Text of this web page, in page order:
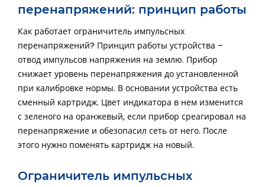
перенапряжений: принцип работы
Как работает ограничитель импульсных
перенапряжений? Принцип работы устройства –
отвод импульсов напряжения на землю. Прибор
снижает уровень перенапряжения до установленной
при калибровке нормы. В основании устройства есть
сменный картридж. Цвет индикатора в нем изменится
с зеленого на оранжевый, если прибор среагировал на
перенапряжение и обезопасил сеть от него. После
этого нужно поменять картридж на новый.
Ограничитель импульсных